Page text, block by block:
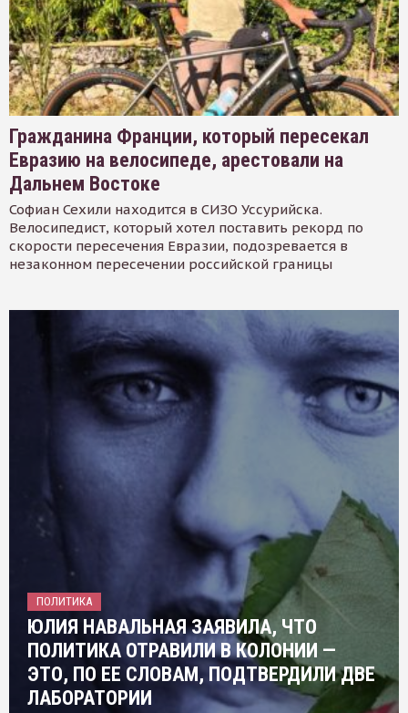
Гражданина Франции, который пересекал
Евразию на велосипеде, арестовали на
Дальнем Востоке
Софиан Сехили находится в СИЗО Уссурийска.
Велосипедист, который хотел поставить рекорд по
скорости пересечения Евразии, подозревается в
незаконном пересечении российской границы
ПОЛИТИКА
ЮЛИЯ НАВАЛЬНАЯ ЗАЯВИЛА, ЧТО
ПОЛИТИКА ОТРАВИЛИ В КОЛОНИИ —
ЭТО, ПО ЕЕ СЛОВАМ, ПОДТВЕРДИЛИ ДВЕ
ЛАБОРАТОРИИ